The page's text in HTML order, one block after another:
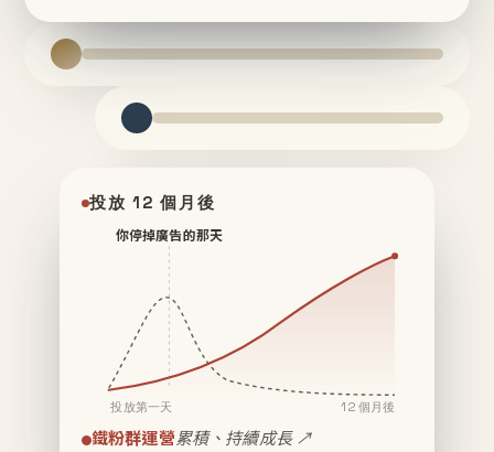
投放 12 個月後
你停掉廣告的那天
投放第一天 12 個月後
鐵粉群運營累積、持續成長 ↗